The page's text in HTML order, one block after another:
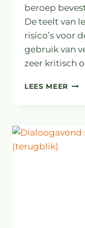
beroep
De teelt van
risico’s voor
gebruik van
zeer kritisch
LEES MEER GEEN